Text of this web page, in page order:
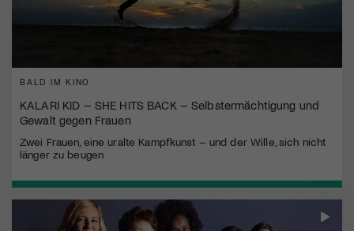
BALD IM KINO
KALARI KID – SHE HITS BACK – Selbstermächtigung und
Gewalt gegen Frauen
Zwei Frauen, eine uralte Kampfkunst – und der Wille, sich nicht
länger zu beugen